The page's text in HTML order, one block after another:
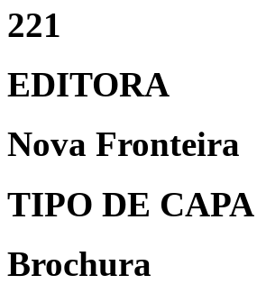
221
EDITORA
Nova Fronteira
TIPO DE CAPA
Brochura